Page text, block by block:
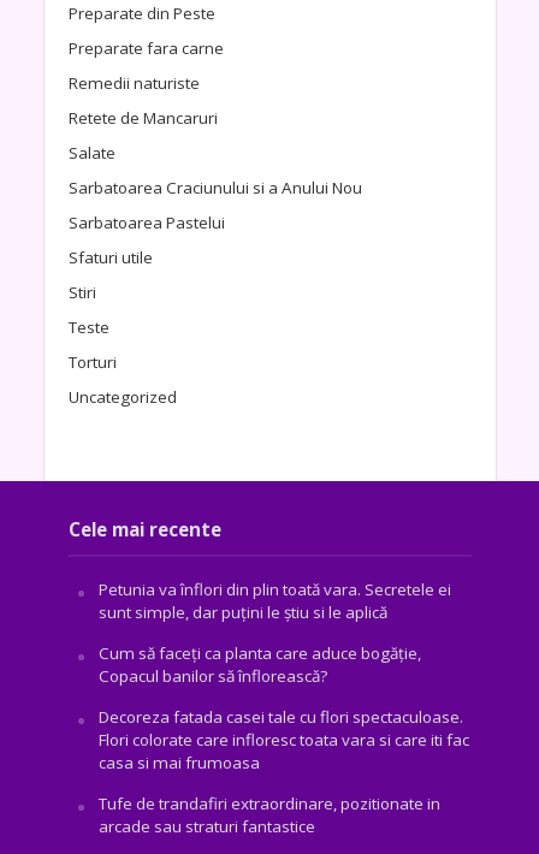
Preparate din Peste
Preparate fara carne
Remedii naturiste
Retete de Mancaruri
Salate
Sarbatoarea Craciunului si a Anului Nou
Sarbatoarea Pastelui
Sfaturi utile
Stiri
Teste
Torturi
Uncategorized
Cele mai recente
Petunia va înflori din plin toată vara. Secretele ei
sunt simple, dar puțini le știu si le aplică
Cum să faceți ca planta care aduce bogăţie,
Copacul banilor să înflorească?
Decoreza fatada casei tale cu flori spectaculoase.
Flori colorate care infloresc toata vara si care iti fac
casa si mai frumoasa
Tufe de trandafiri extraordinare, pozitionate in
arcade sau straturi fantastice